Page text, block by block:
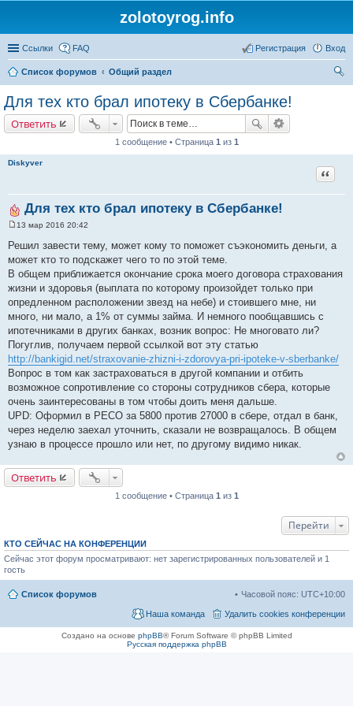
zolotoyrog.info
Ссылки FAQ Вход
Регистрация
Список форумов
Общий раздел
Для тех кто брал ипотеку в Сбербанке!
Ответить
1 сообщение • Страница 1 из 1
Diskyver
Для тех кто брал ипотеку в Сбербанке!
о
б
е
н
е
13 мар 2016 20:42
Решил завести тему, может кому то поможет съэкономить деньги, а
может кто то подскажет чего то по этой теме.
В общем приближается окончание срока моего договора страхования
жизни и здоровья (выплата по которому произойдет только при
опредленном расположении звезд на небе) и стоившего мне, ни
много, ни мало, а 1% от суммы займа. И немного пообщавшись с
ипотечниками в других банках, возник вопрос: Не многовато ли?
Погуглив, получаем первой ссылкой вот эту статью
http://bankigid.net/straxovanie-zhizni-i-zdorovya-pri-ipoteke-v-sberbanke/
Вопрос в том как застраховаться в другой компании и отбить
возможное сопротивление со стороны сотрудников сбера, которые
очень заинтересованы в том чтобы доить меня дальше.
UPD: Оформил в РЕСО за 5800 против 27000 в сбере, отдал в банк,
через неделю заехал уточнить, сказали не возвращалось. В общем
узнаю в процессе прошло или нет, по другому видимо никак.
Ответить
1 сообщение • Страница 1 из 1
Перейти
КТО СЕЙЧАС НА КОНФЕРЕНЦИИ
Сейчас этот форум просматривают: нет зарегистрированных пользователей и 1
гость
Список форумов Часовой пояс: UTC+10:00
Удалить cookies конференции
Наша команда
Создано на основе phpBB® Forum Software © phpBB Limited
Русская поддержка phpBB